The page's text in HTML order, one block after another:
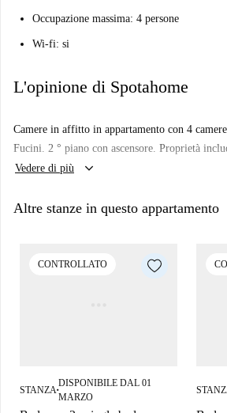
Occupazione massima: 4 persone
Wi-fi: si
L'opinione di Spotahome
Camere in affitto in appartamento con 4
Fucini. 2 ° piano con ascensore. Proprietà
Vedere di più
keyboard_arrow_down
Altre stanze in questo appartamento
CONTROLLATO
STANZA ■
DISPONIBILE DAL 01
MARZO